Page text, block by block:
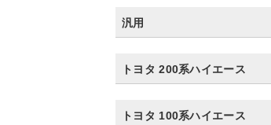
汎用
トヨタ 200系ハイエース
トヨタ 100系ハイエース